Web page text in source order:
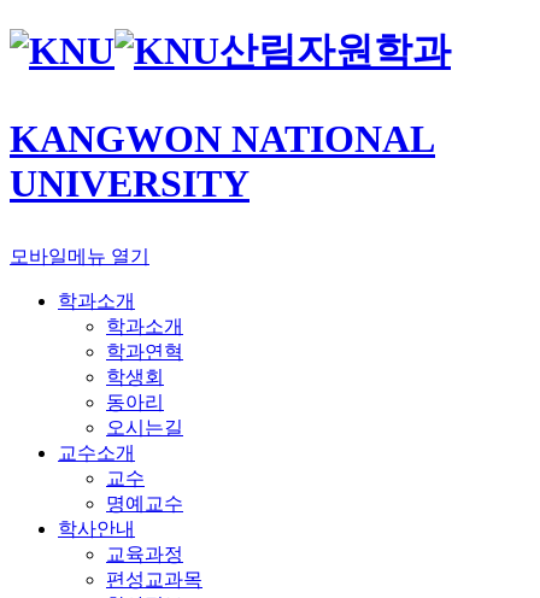
산림자원학과
KANGWON NATIONAL
UNIVERSITY
모바일메뉴 열기
학과소개
학과소개
학과연혁
학생회
동아리
오시는길
교수소개
교수
명예교수
학사안내
교육과정
편성교과목